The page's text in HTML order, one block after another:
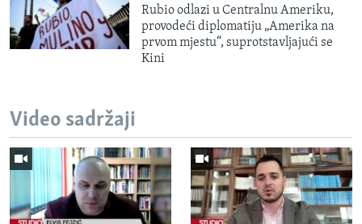
Rubio odlazi u Centralnu Ameriku,
provodeći diplomatiju „Amerika na
prvom mjestu“, suprotstavljajući se
Kini
Video sadržaji